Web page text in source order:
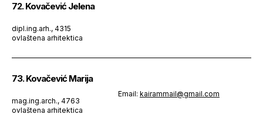
72. Kovačević Jelena
dipl.ing.arh., 4315
ovlaštena arhitektica
73. Kovačević Marija
mag.ing.arch., 4763
ovlaštena arhitektica
Email: kairammail@gmail.com